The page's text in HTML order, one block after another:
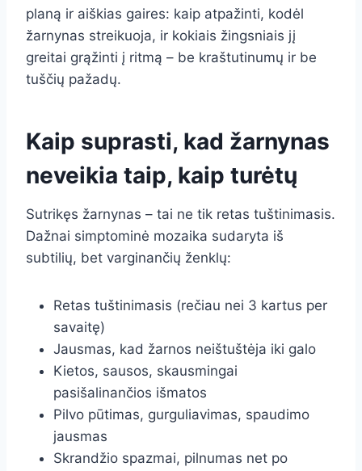
planą ir aiškias gaires: kaip atpažinti, kodėl
žarnynas streikuoja, ir kokiais žingsniais jį
greitai grąžinti į ritmą – be kraštutinumų ir be
tuščių pažadų.
Kaip suprasti, kad žarnynas
neveikia taip, kaip turėtų
Sutrikęs žarnynas – tai ne tik retas tuštinimasis.
Dažnai simptominė mozaika sudaryta iš
subtilių, bet varginančių ženklų:
Retas tuštinimasis (rečiau nei 3 kartus per
savaitę)
Jausmas, kad žarnos neištuštėja iki galo
Kietos, sausos, skausmingai
pasišalinančios išmatos
Pilvo pūtimas, gurguliavimas, spaudimo
jausmas
Skrandžio spazmai, pilnumas net po